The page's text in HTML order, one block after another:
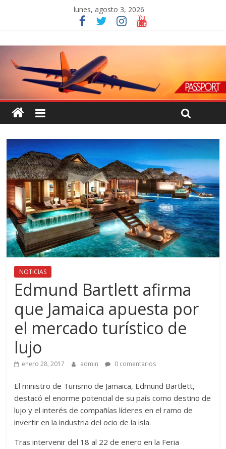
lunes, agosto 3, 2026
NOTICIAS
Edmund Bartlett afirma
que Jamaica apuesta por
el mercado turístico de
lujo
enero 28, 2017 admin 0 comentarios
El ministro de Turismo de Jamaica, Edmund Bartlett,
destacó el enorme potencial de su país como destino de
lujo y el interés de compañías líderes en el ramo de
invertir en la industria del ocio de la isla.
Tras intervenir del 18 al 22 de enero en la Feria